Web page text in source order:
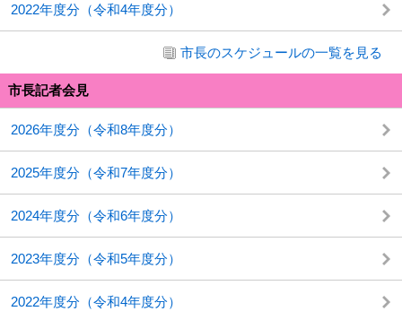
2022年度分（令和4年度分）
市長のスケジュールの一覧を見る
市長記者会見
2026年度分（令和8年度分）
2025年度分（令和7年度分）
2024年度分（令和6年度分）
2023年度分（令和5年度分）
2022年度分（令和4年度分）